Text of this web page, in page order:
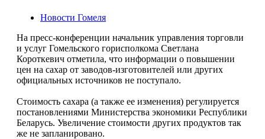
Новости Гомеля
На пресс-конференции начальник управления торговли
и услуг Гомельского горисполкома Светлана
Короткевич отметила, что информации о повышении
цен на сахар от заводов-изготовителей или других
официальных источников не поступало.
Стоимость сахара (а также ее изменения) регулируется
постановлениями Министерства экономики Республики
Беларусь. Увеличение стоимости других продуктов так
же не запланировано.